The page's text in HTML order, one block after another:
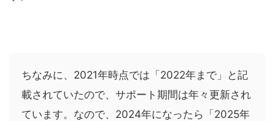
ちなみに、2021年時点では「2022年まで」と記
載されていたので、サポート期間は年々更新され
ています。なので、2024年になったら「2025年